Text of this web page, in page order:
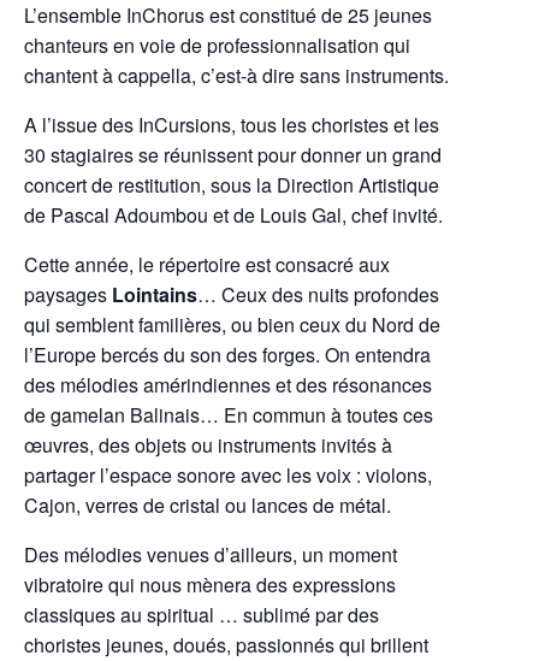
L’ensemble InChorus est constitué de 25 jeunes
chanteurs en voie de professionnalisation qui
chantent à cappella, c’est-à dire sans instruments.
A l’issue des InCursions, tous les choristes et les
30 stagiaires se réunissent pour donner un grand
concert de restitution, sous la Direction Artistique
de Pascal Adoumbou et de Louis Gal, chef invité.
Cette année, le répertoire est consacré aux
paysages Lointains… Ceux des nuits profondes
qui semblent familières, ou bien ceux du Nord de
l’Europe bercés du son des forges. On entendra
des mélodies amérindiennes et des résonances
de gamelan Balinais… En commun à toutes ces
œuvres, des objets ou instruments invités à
partager l’espace sonore avec les voix : violons,
Cajon, verres de cristal ou lances de métal.
Des mélodies venues d’ailleurs, un moment
vibratoire qui nous mènera des expressions
classiques au spiritual … sublimé par des
choristes jeunes, doués, passionnés qui brillent